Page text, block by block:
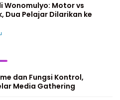
Wonomulyo: Motor vs
Dua Pelajar Dilarikan ke
dan Fungsi Kontrol,
Media Gathering